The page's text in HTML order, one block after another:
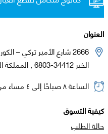
العنوان
2666 شارع الأمير تركي – الكورنيش , وحدة رقم 102
الخبر 34412-6803 , المملكة العربية السعودية
الساعة ٨ صباحًا إلى ٤ مساء من الأحد إلى الخميس
كيفية التسوق
حالة الطلب